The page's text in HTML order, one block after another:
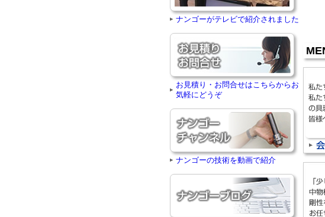
ナンゴーがテレビで紹介されました
お見積り・お問合せはこちらからお
気軽にどうぞ
ナンゴーの技術を動画で紹介